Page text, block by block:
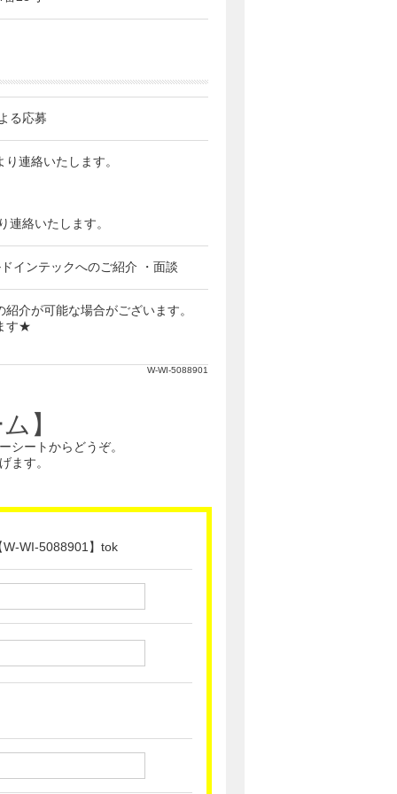
る応募
連絡いたします。
絡いたします。
インテックへのご紹介 ・面談
介が可能な場合がございます。
す★
W-WI-5088901
】
シートからどうぞ。
ます。
W-WI-5088901】tok